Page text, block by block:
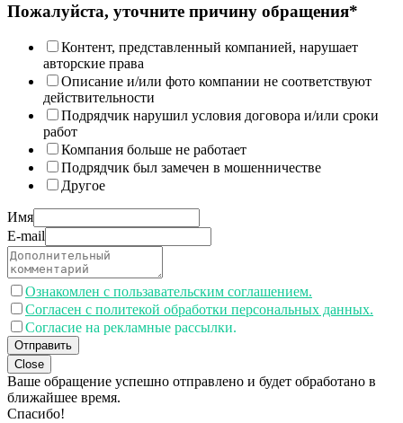
Пожалуйста, уточните причину обращения*
Контент, представленный компанией, нарушает
авторские права
Описание и/или фото компании не соответствуют
действительности
Подрядчик нарушил условия договора и/или сроки
работ
Компания больше не работает
Подрядчик был замечен в мошенничестве
Другое
Имя
E-mail
Ознакомлен с пользавательским соглашением.
Согласен с политекой обработки персональных данных.
Согласие на рекламные рассылки.
Отправить
Close
Ваше обращение успешно отправлено и будет обработано в
ближайшее время.
Спасибо!